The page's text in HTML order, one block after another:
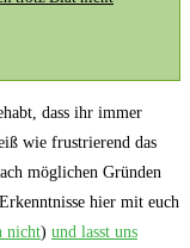
dass ihr immer
wie frustrierend das
möglichen Gründen
hier mit euch
nicht) und lasst uns